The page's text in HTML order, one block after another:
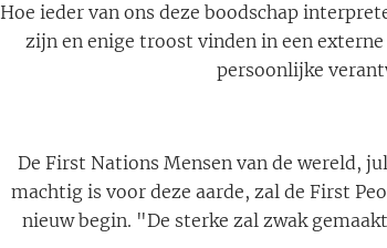
Hoe ieder van ons deze boodschap
zijn en enige troost vinden in een
persoonlijke
De First Nations Mensen van de wereld,
machtig is voor deze aarde, zal de First
nieuw begin. "De sterke zal zwak